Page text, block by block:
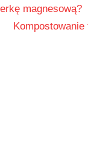
magnesową?
Next